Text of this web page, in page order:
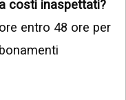
costi inaspettati?
entro 48 ore per